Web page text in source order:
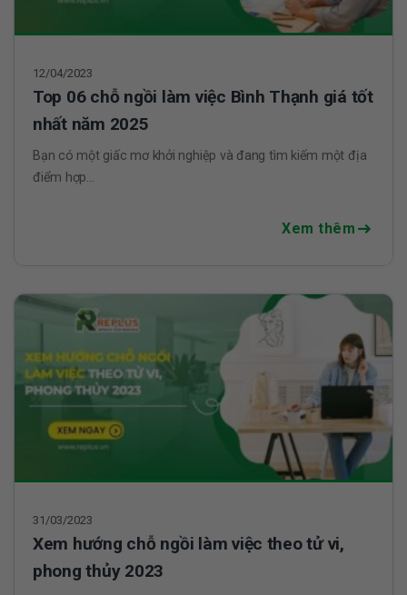
12/04/2023
Top 06 chỗ ngồi làm việc Bình Thạnh giá tốt
nhất năm 2025
Bạn có một giấc mơ khởi nghiệp và đang tìm kiếm một địa
điểm hợp...
Xem thêm
31/03/2023
Xem hướng chỗ ngồi làm việc theo tử vi,
phong thủy 2023